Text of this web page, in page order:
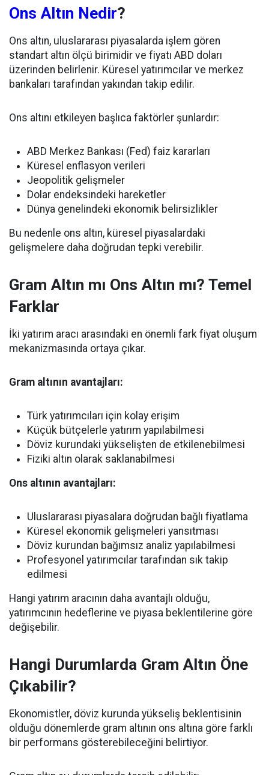
Ons Altın Nedir?
Ons altın, uluslararası piyasalarda işlem gören
standart altın ölçü birimidir ve fiyatı ABD doları
üzerinden belirlenir. Küresel yatırımcılar ve merkez
bankaları tarafından yakından takip edilir.
Ons altını etkileyen başlıca faktörler şunlardır:
ABD Merkez Bankası (Fed) faiz kararları
Küresel enflasyon verileri
Jeopolitik gelişmeler
Dolar endeksindeki hareketler
Dünya genelindeki ekonomik belirsizlikler
Bu nedenle ons altın, küresel piyasalardaki
gelişmelere daha doğrudan tepki verebilir.
Gram Altın mı Ons Altın mı? Temel
Farklar
İki yatırım aracı arasındaki en önemli fark fiyat oluşum
mekanizmasında ortaya çıkar.
Gram altının avantajları:
Türk yatırımcıları için kolay erişim
Küçük bütçelerle yatırım yapılabilmesi
Döviz kurundaki yükselişten de etkilenebilmesi
Fiziki altın olarak saklanabilmesi
Ons altının avantajları:
Uluslararası piyasalara doğrudan bağlı fiyatlama
Küresel ekonomik gelişmeleri yansıtması
Döviz kurundan bağımsız analiz yapılabilmesi
Profesyonel yatırımcılar tarafından sık takip
edilmesi
Hangi yatırım aracının daha avantajlı olduğu,
yatırımcının hedeflerine ve piyasa beklentilerine göre
değişebilir.
Hangi Durumlarda Gram Altın Öne
Çıkabilir?
Ekonomistler, döviz kurunda yükseliş beklentisinin
olduğu dönemlerde gram altının ons altına göre farklı
bir performans gösterebileceğini belirtiyor.